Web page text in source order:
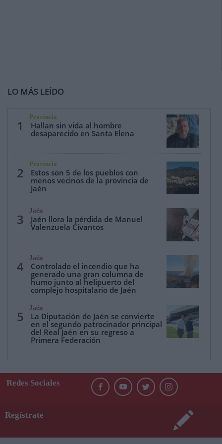
LO MÁS LEÍDO
1
Provincia
Hallan sin vida al hombre
desaparecido en Santa Elena
2
Provincia
Estos son 5 de los pueblos con
menos vecinos de la provincia de
Jaén
3
Jaén
Jaén llora la pérdida de Manuel
Valenzuela Civantos
4
Jaén
Controlado el incendio que ha
generado una gran columna de
humo junto al helipuerto del
complejo hospitalario de Jaén
5
Jaén
La Diputación de Jaén se convierte
en el segundo patrocinador principal
del Real Jaén en su regreso a
Primera Federación
Redes Sociales
Regístrate